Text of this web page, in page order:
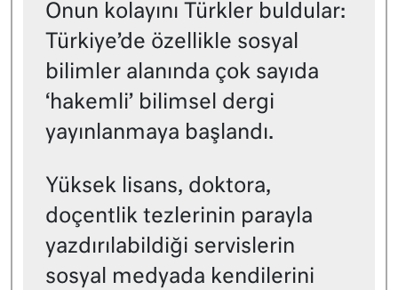
Onun kolayını Türkler buldular:
Türkiye’de özellikle sosyal
bilimler alanında çok sayıda
‘hakemli’ bilimsel dergi
yayınlanmaya başlandı.
Yüksek lisans, doktora,
doçentlik tezlerinin parayla
yazdırılabildiği servislerin
sosyal medyada kendilerini